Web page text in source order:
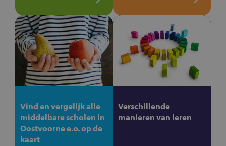
Vind en vergelijk alle
middelbare scholen in
Oostvoorne e.o. op de
kaart
Verschillende
manieren van leren